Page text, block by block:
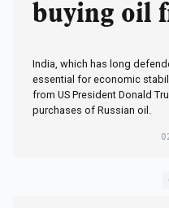
buying oil
India, which has long
essential for economic
from US President Donald
purchases of Russian oil.